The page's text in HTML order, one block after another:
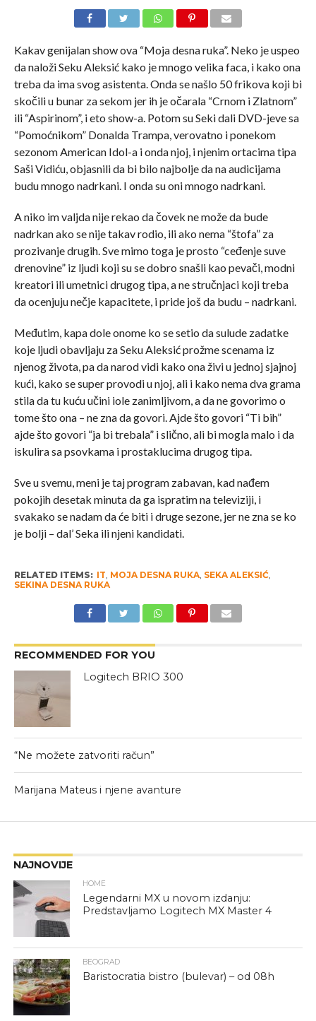
Kakav genijalan show ova “Moja desna ruka”. Neko je uspeo
da naloži Seku Aleksić kako je mnogo velika faca, i kako ona
treba da ima svog asistenta. Onda se našlo 50 frikova koji bi
skočili u bunar za sekom jer ih je očarala “Crnom i Zlatnom”
ili “Aspirinom”, i eto show-a. Potom su Seki dali DVD-jeve sa
“Pomoćnikom” Donalda Trampa, verovatno i ponekom
sezonom American Idol-a i onda njoj, i njenim ortacima tipa
Saši Vidiću, objasnili da bi bilo najbolje da na audicijama
budu mnogo nadrkani. I onda su oni mnogo nadrkani.
A niko im valjda nije rekao da čovek ne može da bude
nadrkan ako se nije takav rodio, ili ako nema “štofa” za
prozivanje drugih. Sve mimo toga je prosto “ceđenje suve
drenovine” iz ljudi koji su se dobro snašli kao pevači, modni
kreatori ili umetnici drugog tipa, a ne stručnjaci koji treba
da ocenjuju nečje kapacitete, i pride još da budu – nadrkani.
Međutim, kapa dole onome ko se setio da sulude zadatke
koje ljudi obavljaju za Seku Aleksić prožme scenama iz
njenog života, pa da narod vidi kako ona živi u jednoj sjajnoj
kući, kako se super provodi u njoj, ali i kako nema dva grama
stila da tu kuću učini iole zanimljivom, a da ne govorimo o
tome što ona – ne zna da govori. Ajde što govori “Ti bih”
ajde što govori “ja bi trebala” i slično, ali bi mogla malo i da
iskulira sa psovkama i prostaklucima drugog tipa.
Sve u svemu, meni je taj program zabavan, kad nađem
pokojih desetak minuta da ga ispratim na televiziji, i
svakako se nadam da će biti i druge sezone, jer ne zna se ko
je bolji – dal’ Seka ili njeni kandidati.
RELATED ITEMS: IT, MOJA DESNA RUKA, SEKA ALEKSIĆ,
SEKINA DESNA RUKA
RECOMMENDED FOR YOU
Logitech BRIO 300
“Ne možete zatvoriti račun”
Marijana Mateus i njene avanture
NAJNOVIJE
HOME
Legendarni MX u novom izdanju:
Predstavljamo Logitech MX Master 4
BEOGRAD
Baristocratia bistro (bulevar) – od 08h